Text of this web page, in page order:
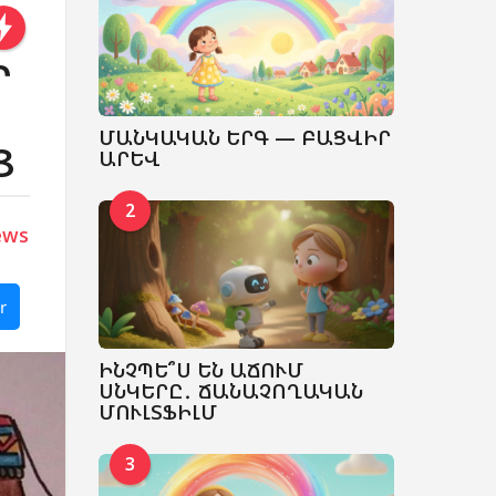
ՄԱՆԿԱԿԱՆ ԵՐԳ — ԲԱՑՎԻՐ
ԱՐԵՎ
2
ԻՆՉՊԵ՞Ս ԵՆ ԱՃՈՒՄ
ՍՆԿԵՐԸ․ ՃԱՆԱՉՈՂԱԿԱՆ
ՄՈՒԼՏՖԻԼՄ
3